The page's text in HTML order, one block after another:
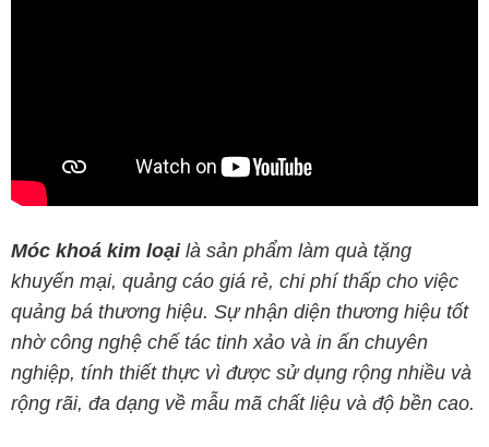
Móc khoá kim loại là sản phẩm làm quà tặng
khuyến mại, quảng cáo giá rẻ, chi phí thấp cho việc
quảng bá thương hiệu. Sự nhận diện thương hiệu tốt
nhờ công nghệ chế tác tinh xảo và in ấn chuyên
nghiệp, tính thiết thực vì được sử dụng rộng nhiều và
rộng rãi, đa dạng về mẫu mã chất liệu và độ bền cao.